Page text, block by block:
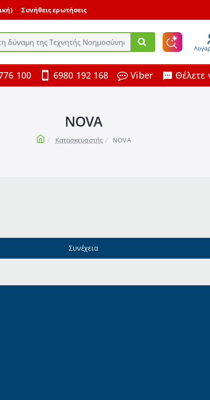
Συνήθεις ερωτήσεις
100 6980 192 168 Viber Θέλετε
NOVA
homeΚατασκευαστής NOVA
Συνέχεια